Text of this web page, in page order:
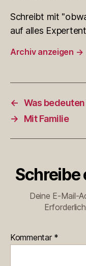
Schreibt mit
auf alles
Archiv anzeigen →
← Was
→
Mit Familie
Schreibe
Deine E-Mail-
Kommentar *